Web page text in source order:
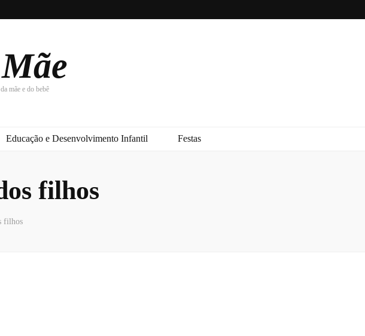
mãe e do bebê
Educação e Desenvolvimento Infantil Festas
filhos
filhos